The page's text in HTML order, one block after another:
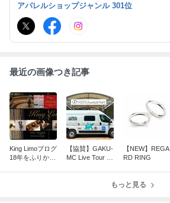
アパレルショップジャンル 301位
最近の画像つき記事
King Limoブログ
18年をふりかえ
【協賛】GAKU-
MC Live Tour 20
【NEW】REGA
RD RING
もっと見る